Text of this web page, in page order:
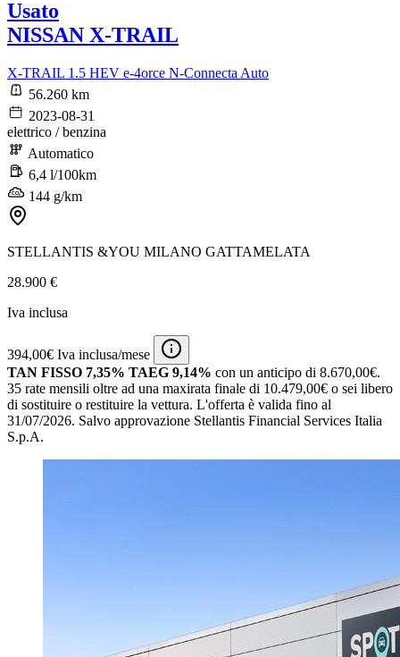
Usato
NISSAN X-TRAIL
X-TRAIL 1.5 HEV e-4orce N-Connecta Auto
56.260 km
2023-08-31
elettrico / benzina
Automatico
6,4 l/100km
144 g/km
STELLANTIS &YOU MILANO GATTAMELATA
28.900 €
Iva inclusa
394,00€ Iva inclusa/mese
TAN FISSO 7,35% TAEG 9,14% con un anticipo di 8.670,00€.
35 rate mensili oltre ad una maxirata finale di 10.479,00€ o sei libero
di sostituire o restituire la vettura. L'offerta è valida fino al
31/07/2026. Salvo approvazione Stellantis Financial Services Italia
S.p.A.